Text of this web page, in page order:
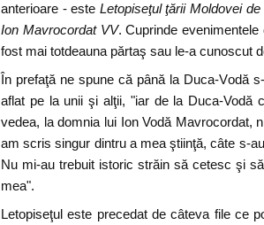
anterioare - este Letopiseţul ţării Moldovei
Ion Mavrocordat VV. Cuprinde
fost mai totdeauna părtaş sau le-a cunoscut
În prefaţă ne spune că până la Duca-Vodă
aflat pe la unii şi alţii, "iar de la Duca-Vodă
vedea, la domnia lui Ion Vodă Mavrocordat,
am scris singur dintru a mea ştiinţă, câte s-
Nu mi-au trebuit istoric străin să cetesc şi
mea".
Letopiseţul este precedat de câteva file ce